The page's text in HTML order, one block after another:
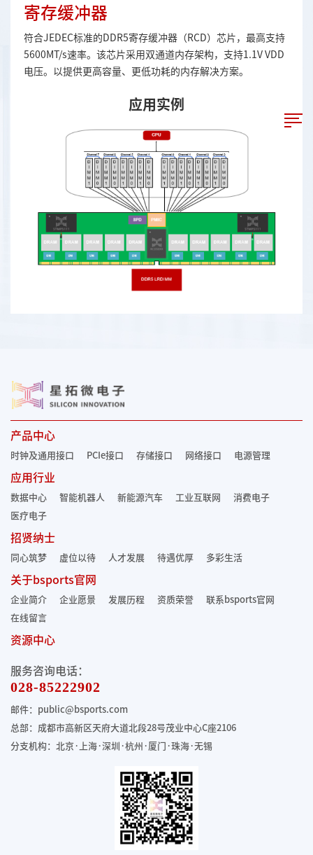
寄存缓冲器
符合JEDEC标准的DDR5寄存缓冲器（RCD）芯片，最高支持
5600MT/s速率。该芯片采用双通道内存架构，支持1.1V VDD
电压。以提供更高容量、更低功耗的内存解决方案。
应用实例
产品中心
时钟及通用接口 PCIe接口 存储接口 网络接口 电源管理
应用行业
数据中心 智能机器人 新能源汽车 工业互联网
消费电子
医疗电子
招贤纳士
同心筑梦 虚位以待 人才发展 待遇优厚 多彩生活
关于bsports官网
企业简介 企业愿景 发展历程 资质荣誉
联系bsports官网
在线留言
资源中心
服务咨询电话：
028-85222902
邮件：public@bsports.com
总部：成都市高新区天府大道北段28号茂业中心C座2106
分支机构：北京·上海·深圳·杭州·厦门·珠海·无锡